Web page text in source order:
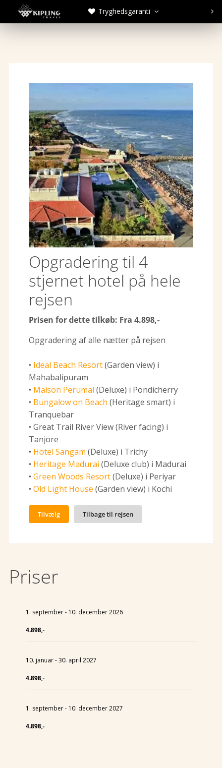
 Tryghedsgaranti  
Opgradering til 4
stjernet hotel på hele
rejsen
Prisen for dette tilkøb: Fra 4.898,-
Opgradering af alle nætter på rejsen
• Ideal Beach Resort(Garden view) i
Mahabalipuram
• Maison Perumal (Deluxe) i Pondicherry
• Bungalow on Beach (Heritage smart) i
Tranquebar
• Great Trail River View (River facing) i
Tanjore
• Hotel Sangam (Deluxe) i Trichy
• Heritage Madurai (Deluxe club) i Madurai
• Green Woods Resort(Deluxe) i Periyar
• Old Light House (Garden view) i Kochi
Tilvælg Tilbage til rejsen
Priser
1. september - 10. december 2026
4.898,-
10. januar - 30. april 2027
4.898,-
1. september - 10. december 2027
4.898,-